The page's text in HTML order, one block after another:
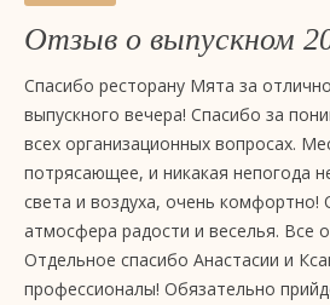
Отзыв о выпускном
Спасибо ресторану Мята за
выпускного вечера! Спасибо за
всех организационных вопросах.
потрясающее, и никакая непогода
света и воздуха, очень
атмосфера радости и веселья. Все
Отдельное спасибо Анастасии и
профессионалы! Обязательно